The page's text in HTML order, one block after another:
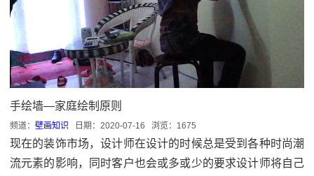
手绘墙—家庭绘制原则
频道： 壁画知识 日期： 2020-07-16 浏览：1675
现在的装饰市场，设计师在设计的时候总是受到各种时尚潮
流元素的影响，同时客户也会或多或少的要求设计师将自己